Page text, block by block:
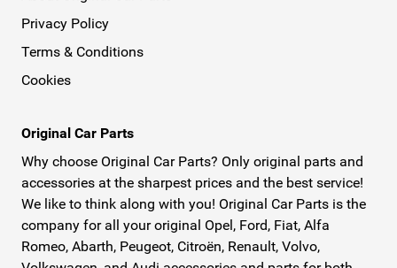
Privacy Policy
Terms & Conditions
Cookies
Original Car Parts
Why choose Original Car Parts? Only original parts and
accessories at the sharpest prices and the best service!
We like to think along with you! Original Car Parts is the
company for all your original Opel, Ford, Fiat, Alfa
Romeo, Abarth, Peugeot, Citroën, Renault, Volvo,